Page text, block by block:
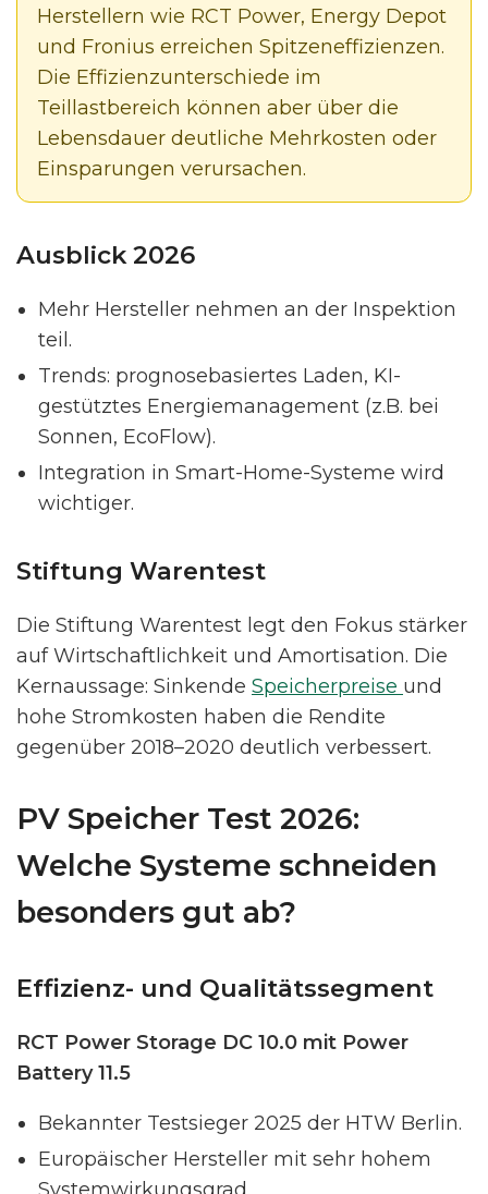
Herstellern wie RCT Power, Energy Depot
und Fronius erreichen Spitzeneffizienzen.
Die Effizienzunterschiede im
Teillastbereich können aber über die
Lebensdauer deutliche Mehrkosten oder
Einsparungen verursachen.
Ausblick 2026
Mehr Hersteller nehmen an der Inspektion
teil.
Trends: prognosebasiertes Laden, KI-
gestütztes Energiemanagement (z.B. bei
Sonnen, EcoFlow).
Integration in Smart-Home-Systeme wird
wichtiger.
Stiftung Warentest
Die Stiftung Warentest legt den Fokus stärker
auf Wirtschaftlichkeit und Amortisation. Die
Kernaussage: Sinkende Speicherpreise und
hohe Stromkosten haben die Rendite
gegenüber 2018–2020 deutlich verbessert.
PV Speicher Test 2026:
Welche Systeme schneiden
besonders gut ab?
Effizienz- und Qualitätssegment
RCT Power Storage DC 10.0 mit Power
Battery 11.5
Bekannter Testsieger 2025 der HTW Berlin.
Europäischer Hersteller mit sehr hohem